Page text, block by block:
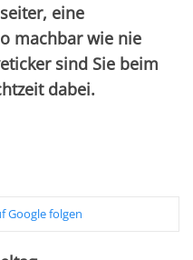
eine
machbar wie nie
sind Sie beim
dabei.
Google folgen